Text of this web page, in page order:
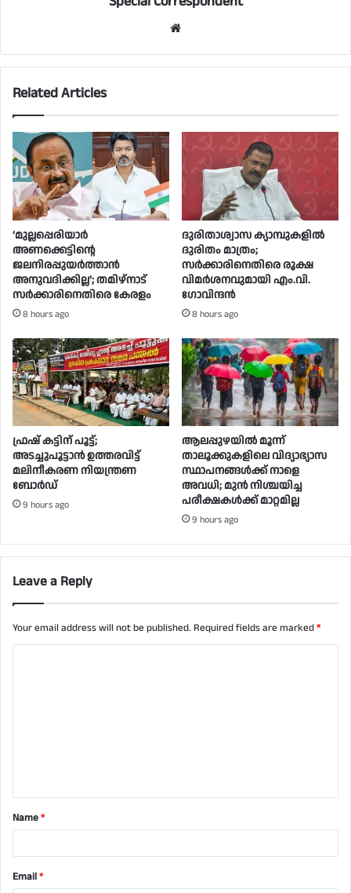
Related Articles
‘മുല്ലപ്പെരിയാർ
അണക്കെട്ടിന്റെ
ജലനിരപ്പുയർത്താൻ
അനുവദിക്കില്ല’; തമിഴ്‌നാട്
സർക്കാരിനെതിരെ കേരളം
8 hours ago
ദുരിതാശ്വാസ ക്യാമ്പുകളിൽ
ദുരിതം മാത്രം;
സർക്കാരിനെതിരെ രൂക്ഷ
വിമർശനവുമായി എം.വി.
ഗോവിന്ദൻ
8 hours ago
ഫ്രഷ് കട്ടിന് പൂട്ട്;
അടച്ചുപൂട്ടാന്‍ ഉത്തരവിട്ട്
മലിനീകരണ നിയന്ത്രണ
ബോര്‍ഡ്
9 hours ago
ആലപ്പുഴയിൽ മൂന്ന്
താലൂക്കുകളിലെ വിദ്യാഭ്യാസ
സ്ഥാപനങ്ങൾക്ക് നാളെ
അവധി; മുൻ നിശ്ചയിച്ച
പരീക്ഷകൾക്ക് മാറ്റമില്ല
9 hours ago
Leave a Reply
Your email address will not be published. Required fields are marked*
t
*Name*
Email*